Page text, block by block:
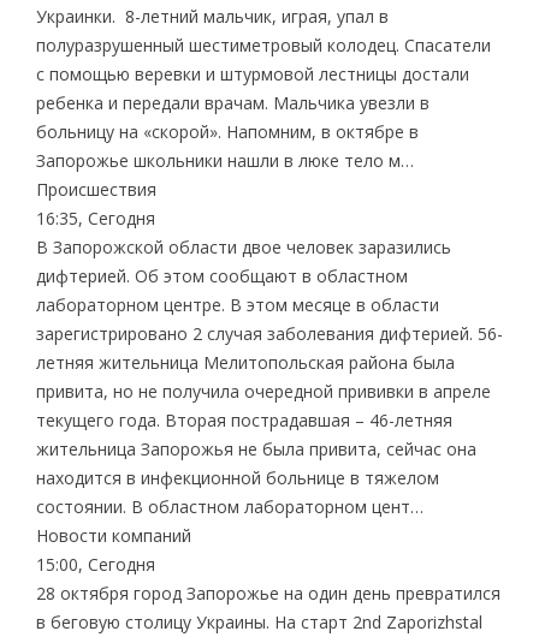
Украинки. 8-летний мальчик, играя, упал в
полуразрушенный шестиметровый колодец. Спасатели
с помощью веревки и штурмовой лестницы достали
ребенка и передали врачам. Мальчика увезли в
больницу на «скорой». Напомним, в октябре в
Запорожье школьники нашли в люке тело м…
Происшествия
16:35, Сегодня
В Запорожской области двое человек заразились
дифтерией. Об этом сообщают в областном
лабораторном центре. В этом месяце в области
зарегистрировано 2 случая заболевания дифтерией. 56-
летняя жительница Мелитопольская района была
привита, но не получила очередной прививки в апреле
текущего года. Вторая пострадавшая – 46-летняя
жительница Запорожья не была привита, сейчас она
находится в инфекционной больнице в тяжелом
состоянии. В областном лабораторном цент…
Новости компаний
15:00, Сегодня
28 октября город Запорожье на один день превратился
в беговую столицу Украины. На старт 2nd Zaporizhstal